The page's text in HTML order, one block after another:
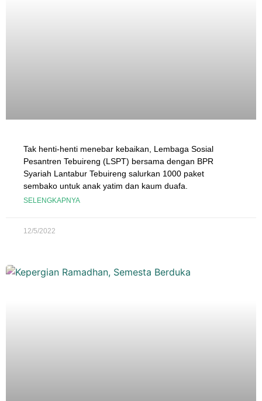
Tak henti-henti menebar kebaikan, Lembaga Sosial
Pesantren Tebuireng (LSPT) bersama dengan BPR
Syariah Lantabur Tebuireng salurkan 1000 paket
sembako untuk anak yatim dan kaum duafa.
SELENGKAPNYA
12/5/2022